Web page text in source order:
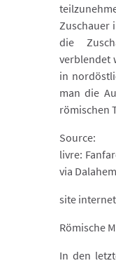
Zuschauer
die
verblendet
in
man die
römischen
Source:
livre:
via
site
Römische
In den